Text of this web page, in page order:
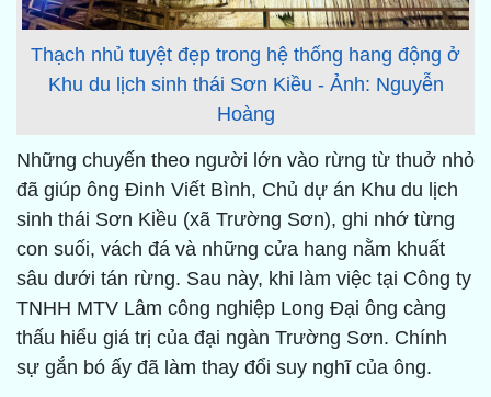
Thạch nhủ tuyệt đẹp trong hệ thống hang động ở
Khu du lịch sinh thái Sơn Kiều - Ảnh: Nguyễn
Hoàng
Những chuyến theo người lớn vào rừng từ thuở nhỏ
đã giúp ông Đinh Viết Bình, Chủ dự án Khu du lịch
sinh thái Sơn Kiều (xã Trường Sơn), ghi nhớ từng
con suối, vách đá và những cửa hang nằm khuất
sâu dưới tán rừng. Sau này, khi làm việc tại Công ty
TNHH MTV Lâm công nghiệp Long Đại ông càng
thấu hiểu giá trị của đại ngàn Trường Sơn. Chính
sự gắn bó ấy đã làm thay đổi suy nghĩ của ông.